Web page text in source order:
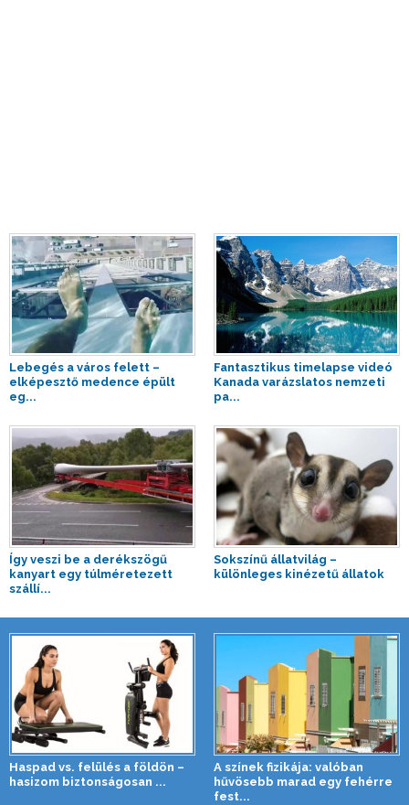
Lebegés a város felett –
elképesztő medence épült
eg...
Fantasztikus timelapse videó
Kanada varázslatos nemzeti
pa...
Így veszi be a derékszögű
kanyart egy túlméretezett
szállí...
Sokszínű állatvilág –
különleges kinézetű állatok
Haspad vs. felülés a földön –
hasizom biztonságosan ...
A színek fizikája: valóban
hűvösebb marad egy fehérre
fest...